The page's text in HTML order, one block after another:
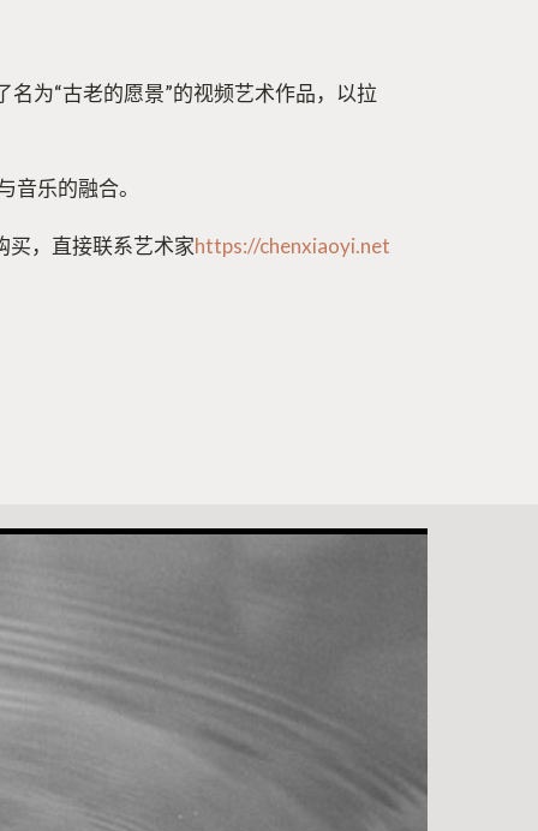
名为“古老的愿景”的视频艺术作品，以拉
音乐的融合。
买，直接联系艺术家https://chenxiaoyi.net